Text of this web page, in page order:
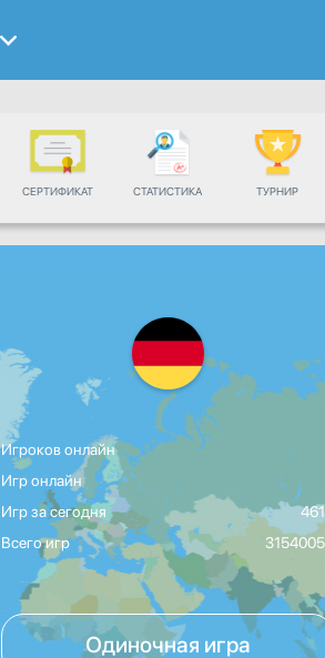
СЕРТИФИКАТ СТАТИСТИКА ТУРНИР
Игроков онлайн
Игр онлайн
Игр за сегодня
Всего игр
Одиночная игра